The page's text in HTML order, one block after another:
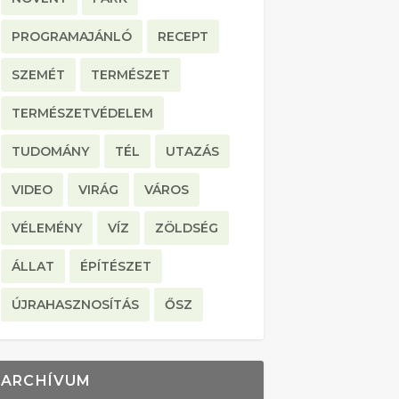
PROGRAMAJÁNLÓ RECEPT
SZEMÉT TERMÉSZET
TERMÉSZETVÉDELEM
TUDOMÁNY TÉL UTAZÁS
VIDEO VIRÁG VÁROS
VÉLEMÉNY VÍZ ZÖLDSÉG
ÁLLAT ÉPÍTÉSZET
ÚJRAHASZNOSÍTÁS ŐSZ
ARCHÍVUM